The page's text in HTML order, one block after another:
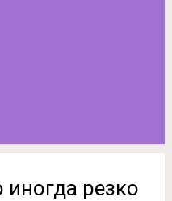
резко